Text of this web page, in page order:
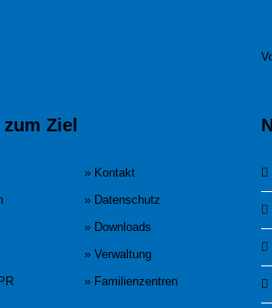
Ziel
» Kontakt
» Datenschutz
» Downloads
» Verwaltung
» Familienzentren